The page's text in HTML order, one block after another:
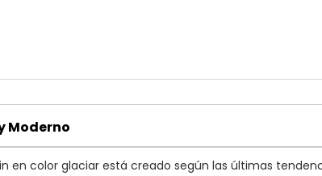
Moderno
en color glaciar está creado según las últimas